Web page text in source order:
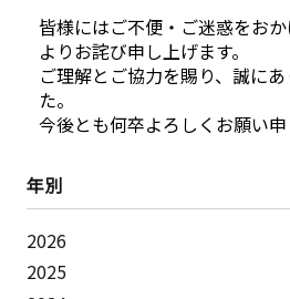
皆様にはご不便・ご迷惑をお
よりお詫び申し上げます。
ご理解とご協力を賜り、誠に
た。
今後とも何卒よろしくお願い申
年別
2026
2025